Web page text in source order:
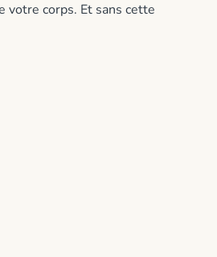
votre corps. Et sans cette